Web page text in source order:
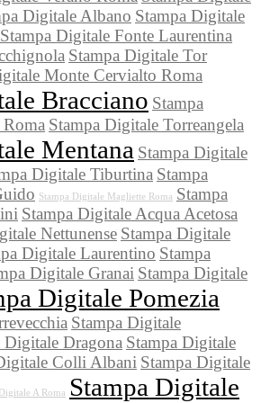
Digitale Albano Stampa Digitale
Stampa Digitale Fonte Laurentina
Stampa Digitale Tor
Monte Cervialto Roma
Bracciano Stampa
Stampa Digitale Torreangela
Mentana Stampa Digitale
Digitale Tiburtina Stampa
Stampa Digitale Magliette Roma Stampa
Stampa Digitale Acqua Acetosa
Nettunense Stampa Digitale
Digitale Laurentino Stampa
Digitale Granai Stampa Digitale
Digitale Pomezia
Stampa Digitale
Digitale Dragona Stampa Digitale
Colli Albani Stampa Digitale
A Roma
Stampa Digitale